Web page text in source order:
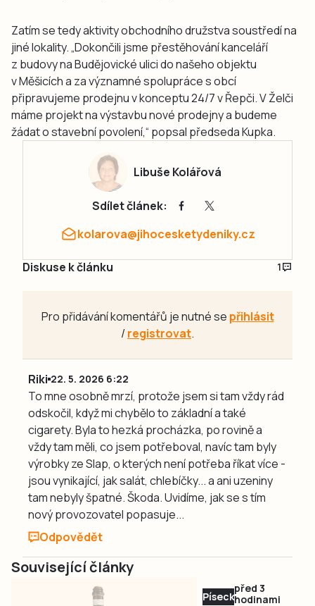
Zatím se tedy aktivity obchodního družstva soustředí na
jiné lokality. „Dokončili jsme přestěhování kanceláří
z budovy na Budějovické ulici do našeho objektu
v Měšicích a za významné spolupráce s obcí
připravujeme prodejnu v konceptu 24/7 v Řepči. V Želči
máme projekt na výstavbu nové prodejny a budeme
žádat o stavební povolení,“ popsal předseda Kupka.
Libuše Kolářová
Sdílet článek:
kolarova@jihocesketydeniky.cz
Diskuse k článku 1
Pro přidávání komentářů je nutné se přihlásit
/registrovat.
Riki 22. 5. 2026 6:22
To mne osobně mrzí, protože jsem si tam vždy rád
odskočil, když mi chybělo to základní a také
cigarety. Byla to hezká procházka, po rovině a
vždy tam měli, co jsem potřeboval, navíc tam byly
výrobky ze Slap, o kterých není potřeba říkat více -
jsou vynikající, jak salát, chlebíčky... a ani uzeniny
tam nebyly špatné. Škoda. Uvidíme, jak se s tím
nový provozovatel popasuje...
Odpovědět
Související články
Písecko
před 3
hodinami